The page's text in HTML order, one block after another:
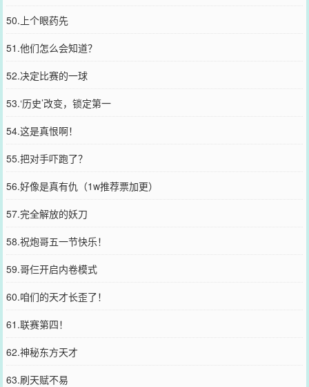
50.上个眼药先
51.他们怎么会知道？
52.决定比赛的一球
53.‘历史’改变，锁定第一
54.这是真恨啊！
55.把对手吓跑了？
56.好像是真有仇（1w推荐票加更）
57.完全解放的妖刀
58.祝炮哥五一节快乐！
59.哥仨开启内卷模式
60.咱们的天才长歪了！
61.联赛第四！
62.神秘东方天才
63.刷天赋不易